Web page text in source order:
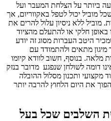
ביותר על הצלחת המעבר ועל
מוביל יכול לטפל באקווריום, אך
מוביל ללא ניסיון עלול להרים את
באופן חלקי או להתעלם מהציוד
היטב העברות מסוג זה יודע
מיגון מתאים ולהתמודד עם
מלאה. בנוסף, חשוב לוודא קיומו
דומה לשולחן שנפגע מדובר בנזק
מקצועי ותכנון מסלול ההובלה
את היום הלחוץ להרבה יותר
השלבים שכל בעל